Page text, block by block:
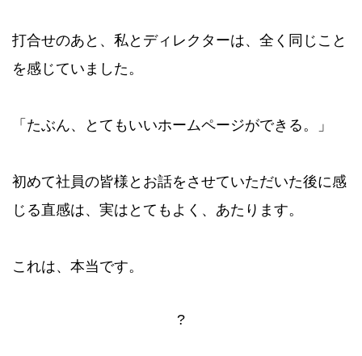
打合せのあと、私とディレクターは、全く同じこと
を感じていました。
「たぶん、とてもいいホームページができる。」
初めて社員の皆様とお話をさせていただいた後に感
じる直感は、実はとてもよく、あたります。
これは、本当です。
?